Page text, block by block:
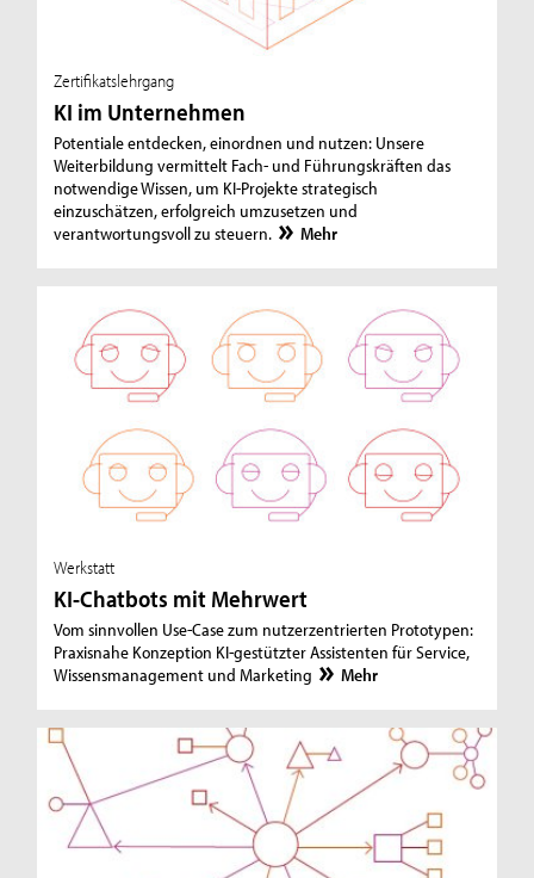
Zertifikatslehrgang
KI im Unternehmen
Potentiale entdecken, einordnen und nutzen: Unsere
Weiterbildung vermittelt Fach- und Führungskräften das
notwendige Wissen, um KI-Projekte strategisch
einzuschätzen, erfolgreich umzusetzen und
verantwortungsvoll zu steuern.
Mehr
Werkstatt
KI-Chatbots mit Mehrwert
Vom sinnvollen Use-Case zum nutzerzentrierten Prototypen:
Praxisnahe Konzeption KI-gestützter Assistenten für Service,
Wissensmanagement und Marketing
Mehr